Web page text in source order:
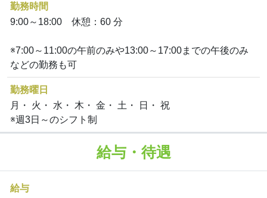
勤務時間
9:00～18:00 休憩：60 分
※7:00～11:00の午前のみや13:00～17:00までの午後のみ
などの勤務も可
勤務曜日
月・ 火・ 水・ 木・ 金・ 土・ 日・ 祝
※週3日～のシフト制
給与・待遇
給与